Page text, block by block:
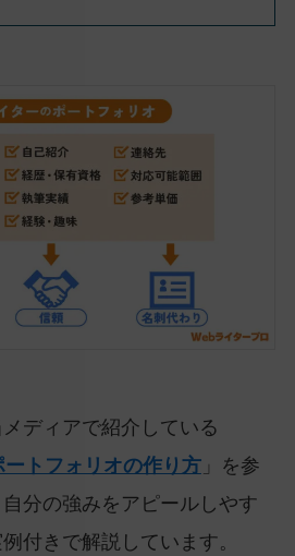
ディアで紹介している
トフォリオの作り方」を参
分の強みをアピールしやす
付きで解説しています。